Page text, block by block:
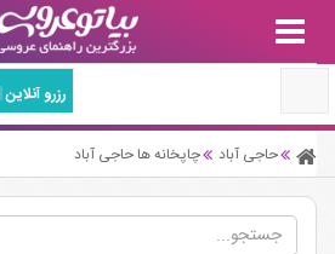
رزرو آنلاین
حاجی ‌آباد چاپخانه ها حاجی ‌آباد